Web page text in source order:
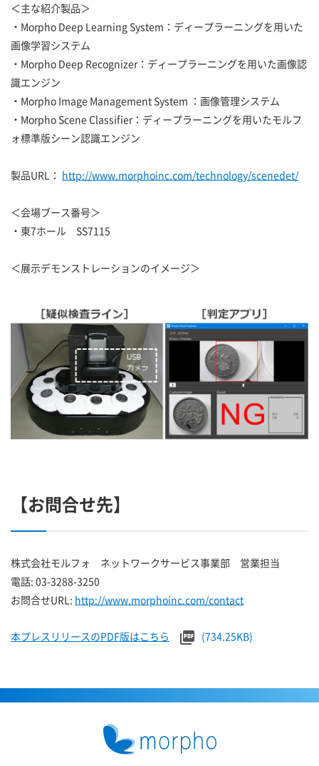
＜主な紹介製品＞
・Morpho Deep Learning System：ディープラーニングを用いた
画像学習システム
・Morpho Deep Recognizer：ディープラーニングを用いた画像認
識エンジン
・Morpho Image Management System ：画像管理システム
・Morpho Scene Classifier：ディープラーニングを用いたモルフ
ォ標準版シーン認識エンジン
製品URL： http://www.morphoinc.com/technology/scenedet/
＜会場ブース番号＞
・東7ホール SS7115
＜展示デモンストレーションのイメージ＞
【お問合せ先】
株式会社モルフォ ネットワークサービス事業部 営業担当
電話: 03-3288-3250
お問合せURL: http://www.morphoinc.com/contact
本プレスリリースのPDF版はこちら (734.25KB)